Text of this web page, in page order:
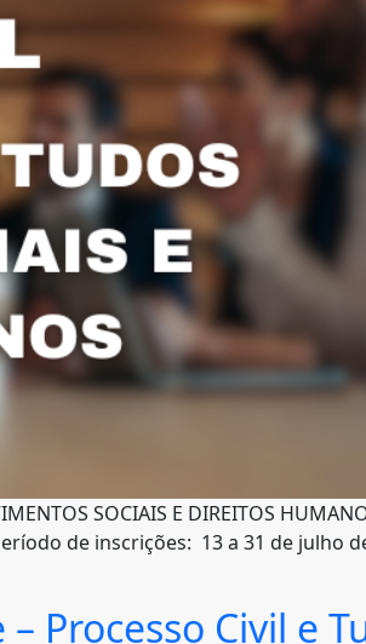
SOCIAIS E DIREITOS
de inscrições: 13 a 31 de julho
Processo Civil e